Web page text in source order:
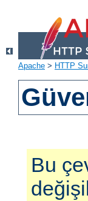
Apache > HTTP
Bu